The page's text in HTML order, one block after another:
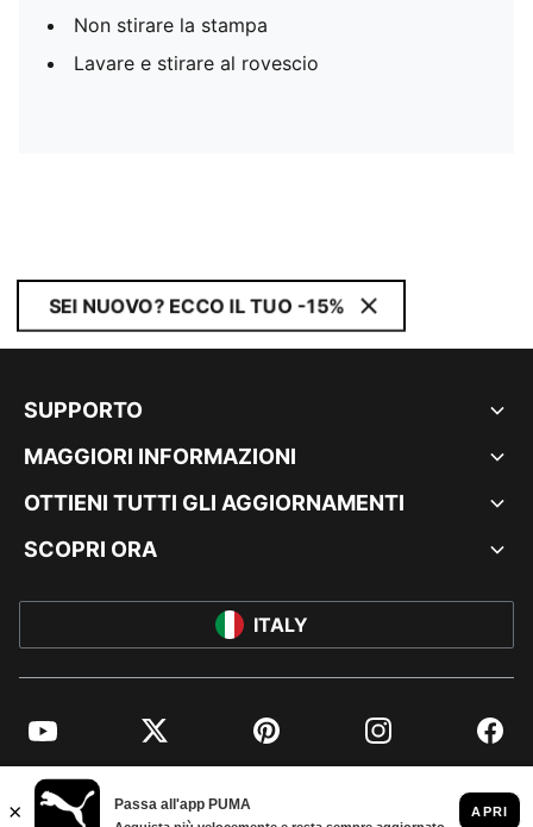
Non stirare la stampa
Lavare e stirare al rovescio
SEI NUOVO? ECCO IL TUO -15%
SUPPORTO
MAGGIORI INFORMAZIONI
OTTIENI TUTTI GLI AGGIORNAMENTI
SCOPRI ORA
ITALY
YouTube Twitter Pinterest Instagram
© PUMA EUROPE GMBH, 2026. TUTTI I DIRITTI RISERVATI
DATI AZIENDALI E LEGALI